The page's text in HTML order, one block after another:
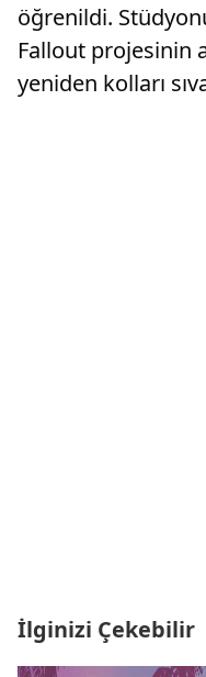
öğrenildi.
Fallout projesinin
yeniden kolları
İlginizi Çekebilir